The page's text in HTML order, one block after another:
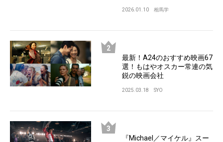
2026.01.10 相馬学
最新！A24のおすすめ映画67
選！もはやオスカー常連の気
鋭の映画会社
2025.03.18 SYO
『Michael／マイケル』スー